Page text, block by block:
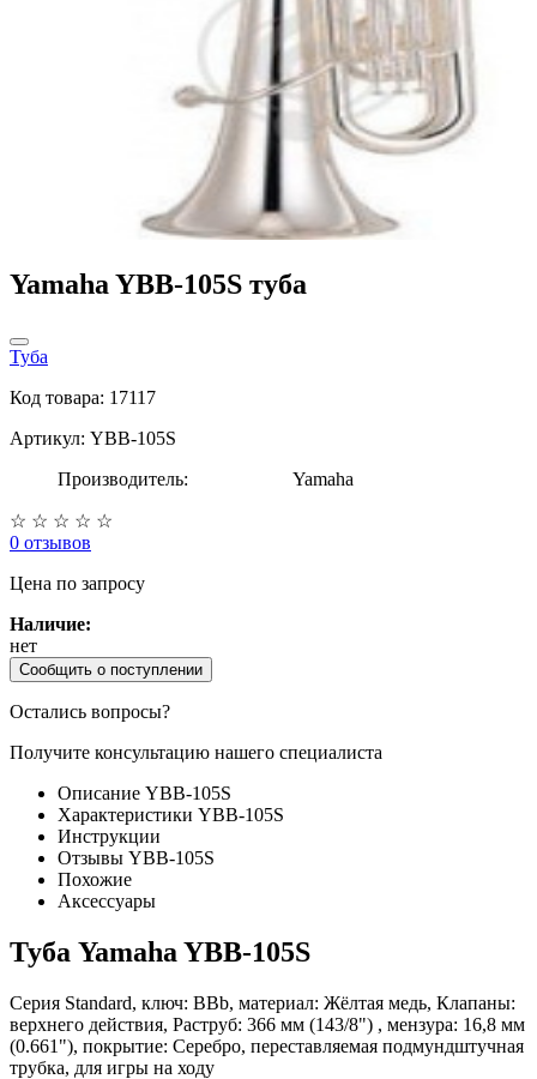
Yamaha YBB-105S туба
Туба
Код товара: 17117
Артикул: YBB-105S
Производитель:
Yamaha
☆ ☆ ☆ ☆ ☆
0 отзывов
Цена по запросу
Наличие:
нет
Сообщить о поступлении
Остались вопросы?
Получите консультацию нашего специалиста
Описание YBB-105S
Характеристики YBB-105S
Инструкции
Отзывы YBB-105S
Похожие
Аксессуары
Туба Yamaha YBB-105S
Серия Standard, ключ: BBb, материал: Жёлтая медь, Клапаны:
верхнего действия, Раструб: 366 мм (143/8") , мензура: 16,8 мм
(0.661"), покрытие: Серебро, переставляемая подмундштучная
трубка, для игры на ходу